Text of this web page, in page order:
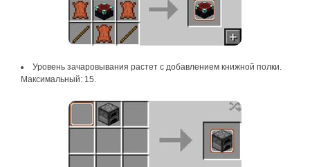
Уровень зачаровывания растет с добавлением книжной полки.
Максимальный: 15.